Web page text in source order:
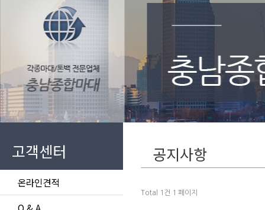
고객센터
온라인견적
공지사항
Total 1건 1 페이지